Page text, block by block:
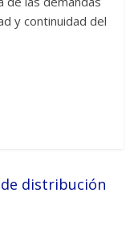
y continuidad del
de distribución